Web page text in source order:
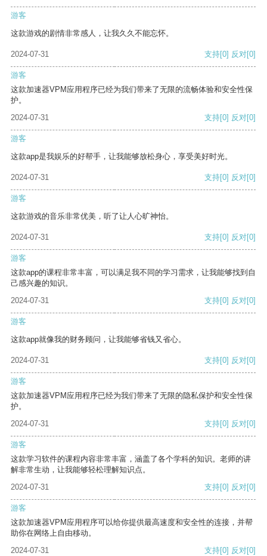
游客
这款游戏的剧情非常感人，让我久久不能忘怀。
2024-07-31 支持[0] 反对[0]
游客
这款加速器VPM应用程序已经为我们带来了无限的流畅体验和安全性保
护。
2024-07-31
支持[0] 反对[0]
游客
这款app是我娱乐的好帮手，让我能够放松身心，享受美好时光。
2024-07-31 支持[0] 反对[0]
游客
这款游戏的音乐非常优美，听了让人心旷神怡。
2024-07-31 支持[0] 反对[0]
游客
这款app的课程非常丰富，可以满足我不同的学习需求，让我能够找到自
己感兴趣的知识。
2024-07-31
支持[0] 反对[0]
游客
这款app就像我的财务顾问，让我能够省钱又省心。
2024-07-31 支持[0] 反对[0]
游客
这款加速器VPM应用程序已经为我们带来了无限的隐私保护和安全性保
护。
2024-07-31
支持[0] 反对[0]
游客
这款学习软件的课程内容非常丰富，涵盖了各个学科的知识。老师的讲
解非常生动，让我能够轻松理解知识点。
2024-07-31
支持[0] 反对[0]
游客
这款加速器VPM应用程序可以给你提供最高速度和安全性的连接，并帮
助你在网络上自由移动。
2024-07-31
支持[0] 反对[0]